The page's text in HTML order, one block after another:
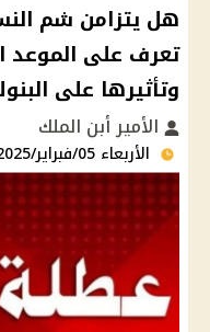
تعرف على الموعد
وتأثيرها على
الأمير أبن الملك
الأربعاء 05/فبراير/2025 - 06:51 م